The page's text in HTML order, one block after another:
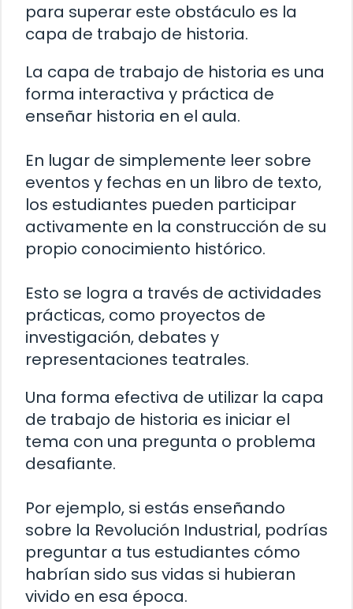
para superar este obstáculo es la
capa de trabajo de historia.
La capa de trabajo de historia es una
forma interactiva y práctica de
enseñar historia en el aula.
En lugar de simplemente leer sobre
eventos y fechas en un libro de texto,
los estudiantes pueden participar
activamente en la construcción de su
propio conocimiento histórico.
Esto se logra a través de actividades
prácticas, como proyectos de
investigación, debates y
representaciones teatrales.
Una forma efectiva de utilizar la capa
de trabajo de historia es iniciar el
tema con una pregunta o problema
desafiante.
Por ejemplo, si estás enseñando
sobre la Revolución Industrial, podrías
preguntar a tus estudiantes cómo
habrían sido sus vidas si hubieran
vivido en esa época.